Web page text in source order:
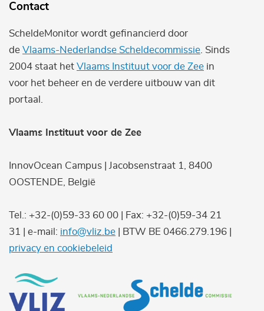
Contact
ScheldeMonitor wordt gefinancierd door
de Vlaams-Nederlandse Scheldecommissie . Sinds
2004 staat het Vlaams Instituut voor de Zee in
voor het beheer en de verdere uitbouw van dit
portaal.
Vlaams Instituut voor de Zee
InnovOcean Campus | Jacobsenstraat 1, 8400
OOSTENDE, België
Tel.: +32-(0)59-33 60 00 | Fax: +32-(0)59-34 21
31 | e-mail: info@vliz.be | BTW BE 0466.279.196 |
privacy en cookiebeleid